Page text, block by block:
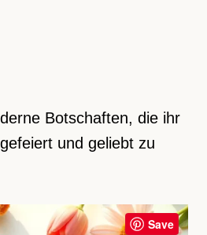
Botschaften, die ihr
und geliebt zu
Save